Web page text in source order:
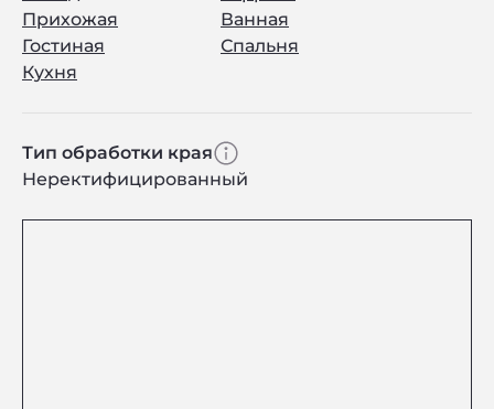
Прихожая
Ванная
Гостиная
Спальня
Кухня
Тип обработки края
Неректифицированный